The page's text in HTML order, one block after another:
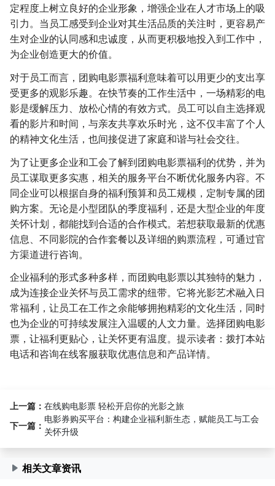
定程度上树立良好的企业形象，增强企业在人才市场上的吸
引力。当员工感受到企业对其生活品质的关注时，更容易产
生对企业的认同感和忠诚度，从而更积极地投入到工作中，
为企业创造更大的价值。
对于员工而言，团购电影票福利意味着可以用更少的支出享
受更多的观影乐趣。在快节奏的工作生活中，一场精彩的电
影是缓解压力、放松心情的有效方式。员工可以自主选择观
看的影片和时间，与亲友共享欢乐时光，这不仅丰富了个人
的精神文化生活，也间接促进了家庭和谐与社会交往。
为了让更多企业和工会了解到团购电影票福利的优势，并为
员工谋取更多实惠，相关的服务平台不断优化服务内容。不
同企业可以根据自身的福利预算和员工规模，定制专属的团
购方案。无论是小型团队的季度福利，还是大型企业的年度
关怀计划，都能找到合适的合作模式。若想获取最新的优惠
信息、不同影院的合作套餐以及详细的购票流程，可通过官
方渠道进行咨询。
企业福利的形式多种多样，而团购电影票以其独特的魅力，
成为连接企业关怀与员工需求的纽带。它将光影艺术融入日
常福利，让员工在工作之余能够拥抱精彩的文化生活，同时
也为企业的可持续发展注入温暖的人文力量。选择团购电影
票，让福利更贴心，让关怀更有温度。提示读者：拨打本站
电话和咨询在线客服获取优惠信息和产品详情。
上一篇： 在线购电影票 轻松开启你的光影之旅
下一篇：
电影券购买平台：构建企业福利新生态，赋能员工与工会
关怀升级
相关文章资讯